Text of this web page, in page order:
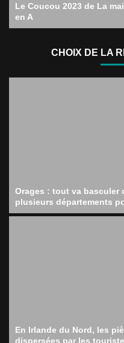
Le Coucou 2023 de La
en A
CHOIX DE LA
Orages : tout va basculer
plusieurs départements
En Irlande du Nord, les
dispersées par les